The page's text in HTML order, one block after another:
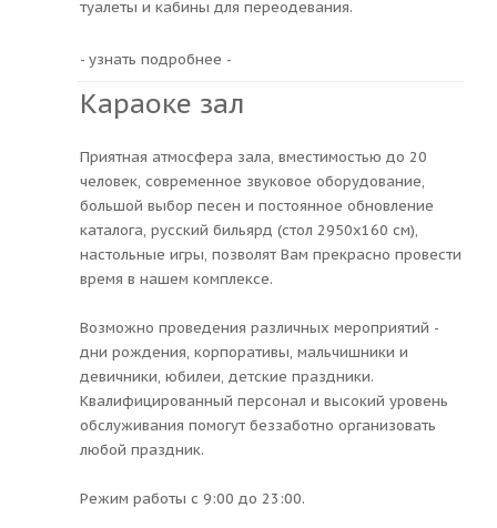
туалеты и кабины для переодевания.
- узнать подробнее -
Караоке зал
Приятная атмосфера зала, вместимостью до 20
человек, современное звуковое оборудование,
большой выбор песен и постоянное обновление
каталога, русский бильярд (стол 2950х160 см),
настольные игры, позволят Вам прекрасно провести
время в нашем комплексе.
Возможно проведения различных мероприятий -
дни рождения, корпоративы, мальчишники и
девичники, юбилеи, детские праздники.
Квалифицированный персонал и высокий уровень
обслуживания помогут беззаботно организовать
любой праздник.
Режим работы с 9:00 до 23:00.